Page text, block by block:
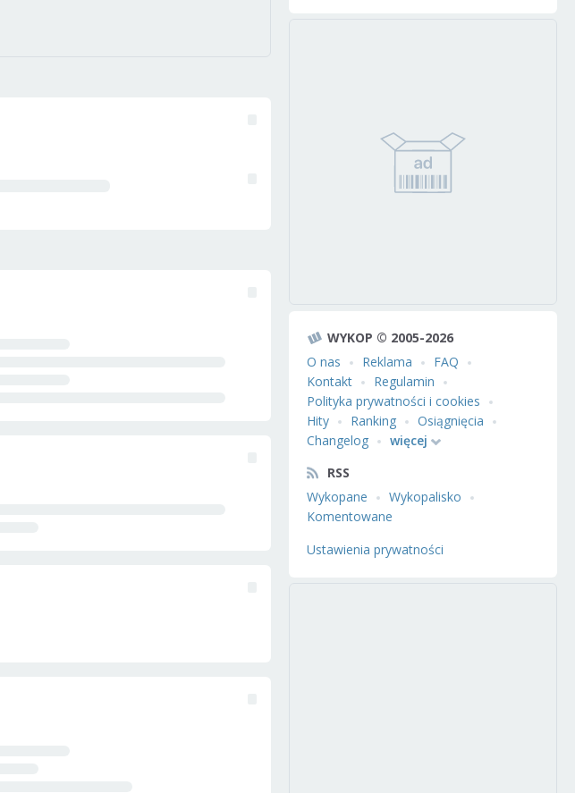
WYKOP © 2005-2026
O nas
Reklama
FAQ
Kontakt
Regulamin
Polityka prywatności i cookies
Hity
Ranking
Osiągnięcia
Changelog
więcej
RSS
Wykopane
Wykopalisko
Komentowane
Ustawienia prywatności